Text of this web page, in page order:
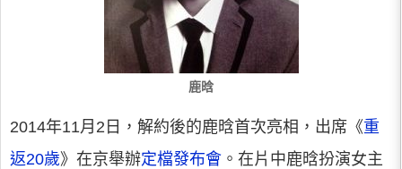
鹿晗
2014年11月2日，解約後的鹿晗首次亮相，出席《重
返20歲》在京舉辦定檔發布會 。在片中鹿晗扮演女主